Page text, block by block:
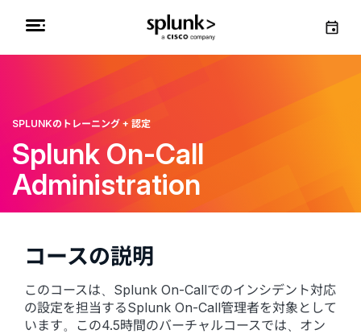
SPLUNKのトレーニング + 認定
Splunk On-Call
Administration
コースの説明
このコースは、Splunk On-Callでのインシデント対応
の設定を担当するSplunk On-Call管理者を対象として
います。この4.5時間のバーチャルコースでは、オン